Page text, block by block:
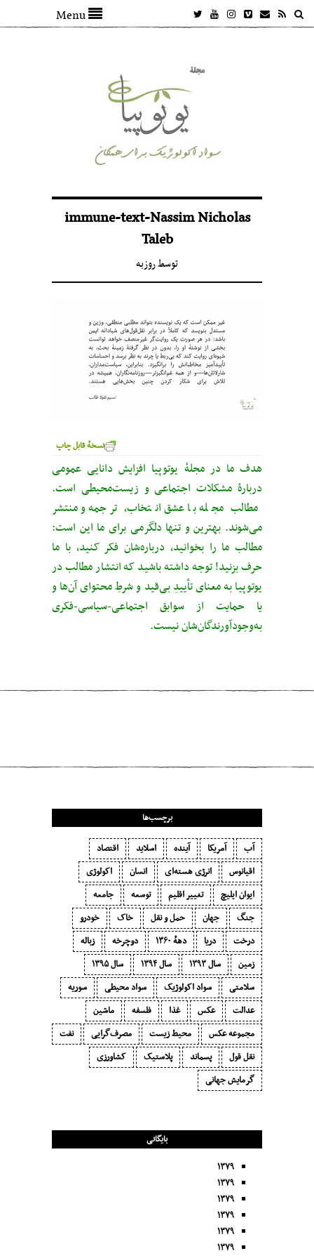
Menu
immune-text-Nassim Nicholas
Taleb
توسطروزبه
نسخهٔ قابل چاپ
هدف ما در مجلهٔ یوتوپیا افزایش دانایی عمومی
دربارهٔ مشکلات اجتماعی و زیست‌محیطی است.
مطالب مجله با عشق انتخاب، ترجمه و منتشر
می‌شوند. بهترین و تنها دلگرمی برای ما این است:
مطالب ما را بخوانید، درباره‌شان فکر کنید، با ما
حرف بزنید! توجه داشته باشید که انتشار مطالب در
یوتوپیا به معنای تأییدِ بی‌قید‌ و شرطِ محتوای آن‌ها و
یا حمایت از سوابق اجتماعی-سیاسی-فکری
به‌وجودآورندگان‌شان نیست.
برچسب‌ها
آب آمریکا آینده اسلاید
اقتصاد
اقیانوس
انرژی هسته‌ای انسان
اکولوژی
ایوان ایلیچ
تغییر اقلیم توسعه
جامعه
جنگ
جهان حمل و نقل خاک
خودرو
درخت
دریا دههٔ ۱‍۳۶۰ دوچرخه
زباله
زمین
سال ۱۳۹۳ سال ۱۳۹۴
سال ۱۳۹۵
سلامتی
سواد اکولوژیک سواد محیطی
سوریه
عدالت
عکس غذا فلسفه
ماشین
مجموعه عکس
محیط زیست مصرف‌گرایی‬
نفت
نقل قول
پسماند پلاستیک
کشاورزی
گرمایش جهانی
بایگانی
۱۳۷۹
۱۳۷۹
۱۳۷۹
۱۳۷۹
۱۳۷۹
۱۳۷۹